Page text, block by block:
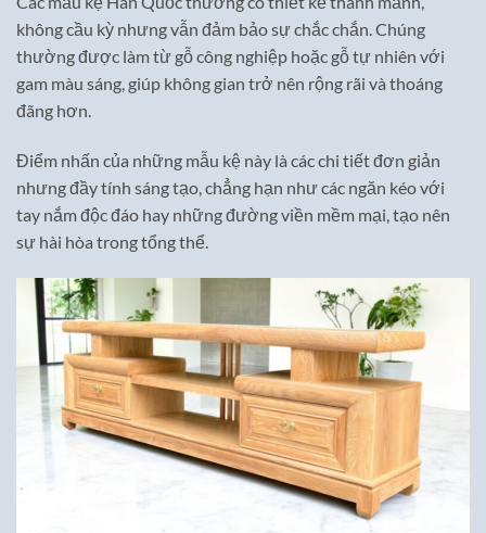
không cầu kỳ nhưng vẫn đảm bảo sự chắc chắn. Chúng
thường được làm từ gỗ công nghiệp hoặc gỗ tự nhiên với
gam màu sáng, giúp không gian trở nên rộng rãi và thoáng
đãng hơn.
Điểm nhấn của những mẫu kệ này là các chi tiết đơn giản
nhưng đầy tính sáng tạo, chẳng hạn như các ngăn kéo với
tay nắm độc đáo hay những đường viền mềm mại, tạo nên
sự hài hòa trong tổng thể.